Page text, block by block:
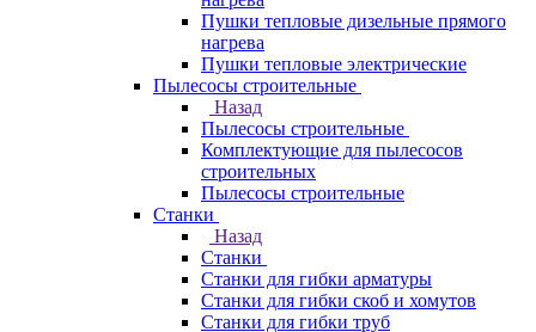
Пушки тепловые дизельные прямого
нагрева
Пушки тепловые электрические
Пылесосы строительные
Назад
Пылесосы строительные
Комплектующие для пылесосов
строительных
Пылесосы строительные
Станки
Назад
Станки
Станки для гибки арматуры
Станки для гибки скоб и хомутов
Станки для гибки труб